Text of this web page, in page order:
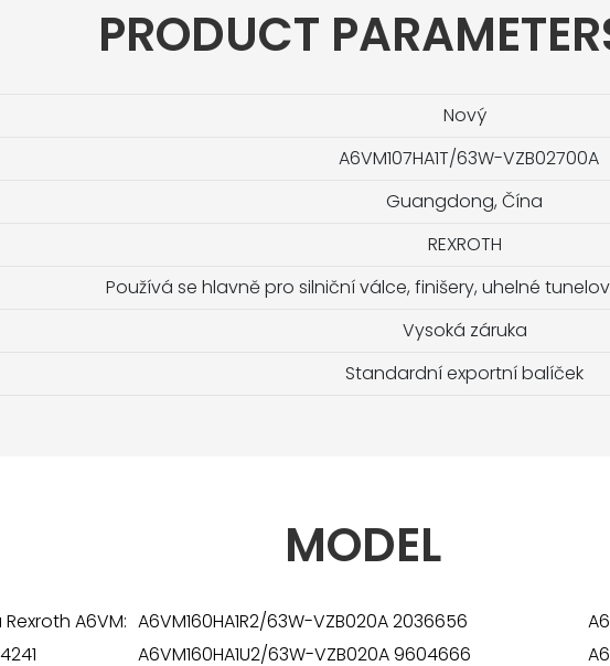
PRODUCT
Nový
A6VM107HA1T/63W-VZB02700A
Guangdong, Čína
REXROTH
Používá se hlavně pro silniční válce, finišery, uhelné
Vysoká záruka
Standardní exportní balíček
MODEL
A6VM: A6VM160HA1R2/63W-VZB020A 2036656
A6VM160HA1U2/63W-VZB020A 9604666